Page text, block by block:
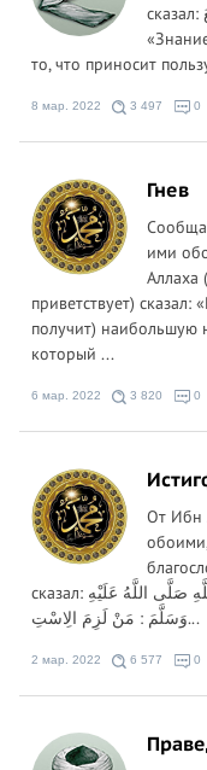
сказал: لَيْسَ العِلْمُ مَا حُفِظَ، إِنَّما العِلْمُ مَا نَفَعَ
то, что приносит
8 мар. 2022 3 497 0
Гнев
ими
Аллаха
приветствует) сказал:
получит) наибольшую
который ...
6 мар. 2022 3 820 0
От Ибн
сказал: عَنِ ابْنِ عَبَّاسٍ أَنَّهُ حَدَّثَهُ قَالَ : قَالَ رَسُولُ اللَّهِ صَلَّى اللَّهُ عَلَيْهِ
وَسَلَّمَ : مَنْ لَزِمَ الِاسْتِ...
2 мар. 2022 6 577 0